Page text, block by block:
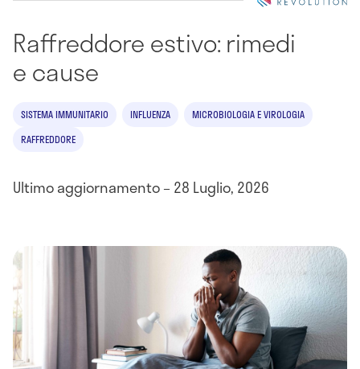
Raffreddore estivo: rimedi
e cause
SISTEMA IMMUNITARIO INFLUENZA
MICROBIOLOGIA E VIROLOGIA
RAFFREDDORE
Ultimo aggiornamento – 28 Luglio, 2026